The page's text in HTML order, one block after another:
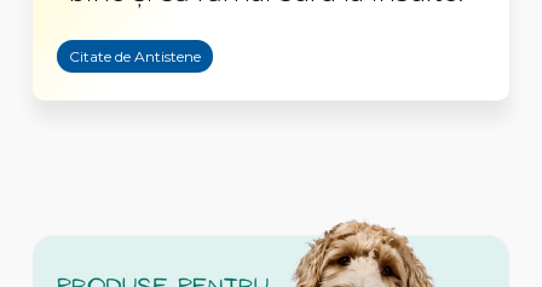
Citate de Antistene